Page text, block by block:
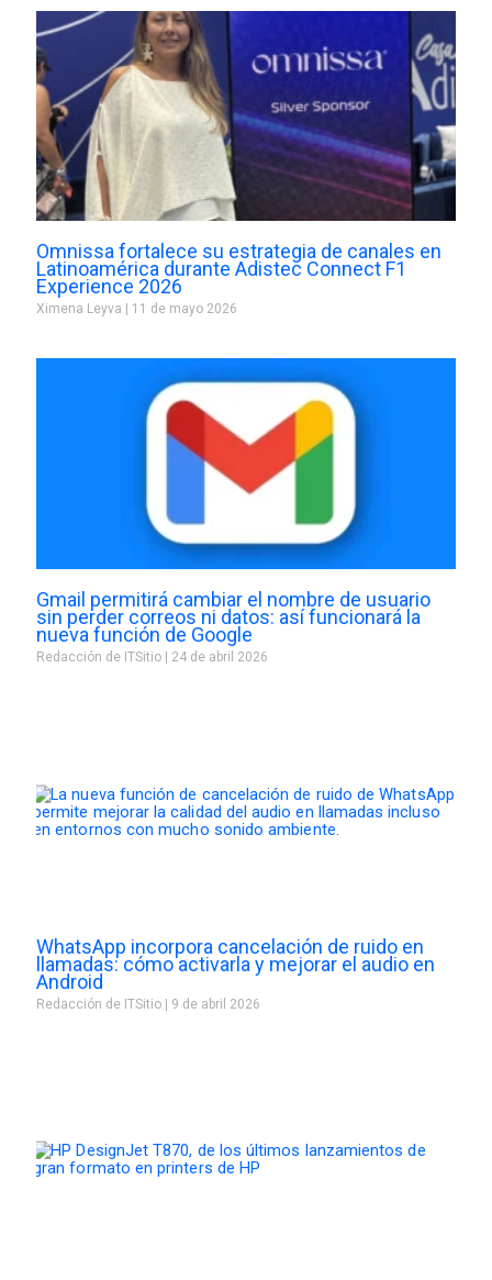
Omnissa fortalece su estrategia de canales en
Latinoamérica durante Adistec Connect F1
Experience 2026
Ximena Leyva 11 de mayo 2026
Gmail permitirá cambiar el nombre de usuario
sin perder correos ni datos: así funcionará la
nueva función de Google
Redacción de ITSitio 24 de abril 2026
WhatsApp incorpora cancelación de ruido en
llamadas: cómo activarla y mejorar el audio en
Android
Redacción de ITSitio 9 de abril 2026